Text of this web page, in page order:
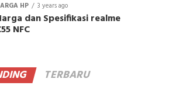
HP 3 years ago
dan Spesifikasi realme
NFC
TERBARU